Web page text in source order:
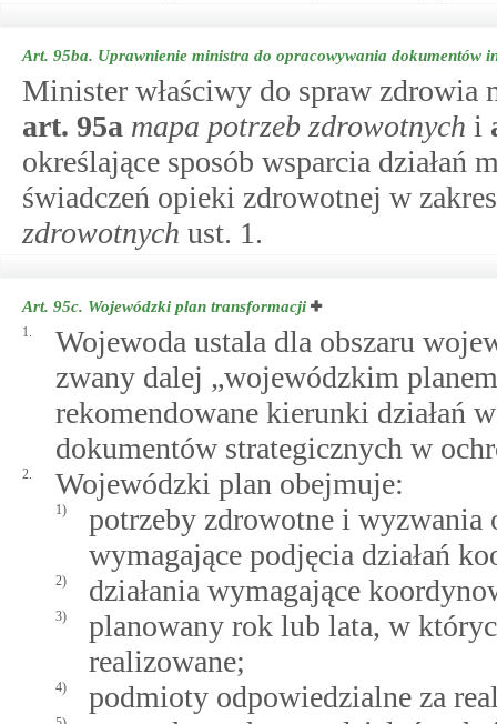
Art. 95ba. Uprawnienie ministra do opracowywania dokumentów
Minister właściwy do spraw zdrowia
art. 95a mapa potrzeb zdrowotnych i
określające sposób wsparcia działań
świadczeń opieki zdrowotnej w
zdrowotnych ust. 1.
Art. 95c. Wojewódzki plan transformacji
1.
Wojewoda ustala dla obszaru
zwany dalej „wojewódzkim
rekomendowane kierunki działań
dokumentów strategicznych w
2. Wojewódzki plan obejmuje:
1)
potrzeby zdrowotne i
wymagające podjęcia działań
2) działania wymagające
3)
planowany rok lub lata, w
realizowane;
4) podmioty odpowiedzialne za